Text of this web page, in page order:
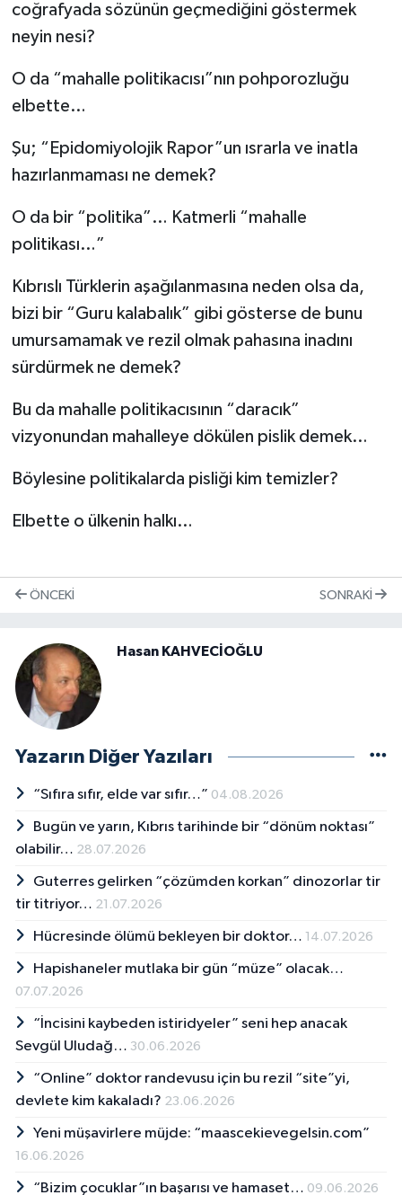
coğrafyada sözünün geçmediğini göstermek
neyin nesi?
O da “mahalle politikacısı”nın pohporozluğu
elbette…
Şu; “Epidomiyolojik Rapor”un ısrarla ve inatla
hazırlanmaması ne demek?
O da bir “politika”… Katmerli “mahalle
politikası…”
Kıbrıslı Türklerin aşağılanmasına neden olsa da,
bizi bir “Guru kalabalık” gibi gösterse de bunu
umursamamak ve rezil olmak pahasına inadını
sürdürmek ne demek?
Bu da mahalle politikacısının “daracık”
vizyonundan mahalleye dökülen pislik demek…
Böylesine politikalarda pisliği kim temizler?
Elbette o ülkenin halkı…
ÖNCEKI SONRAKI
Hasan KAHVECİOĞLU
Yazarın Diğer Yazıları
“Sıfıra sıfır, elde var sıfır…” 04.08.2026
Bugün ve yarın, Kıbrıs tarihinde bir “dönüm noktası”
olabilir… 28.07.2026
Guterres gelirken “çözümden korkan” dinozorlar tir
tir titriyor… 21.07.2026
Hücresinde ölümü bekleyen bir doktor… 14.07.2026
Hapishaneler mutlaka bir gün “müze” olacak…
07.07.2026
“İncisini kaybeden istiridyeler” seni hep anacak
Sevgül Uludağ… 30.06.2026
“Online” doktor randevusu için bu rezil “site”yi,
devlete kim kakaladı? 23.06.2026
Yeni müşavirlere müjde: “maascekievegelsin.com”
16.06.2026
“Bizim çocuklar”ın başarısı ve hamaset… 09.06.2026